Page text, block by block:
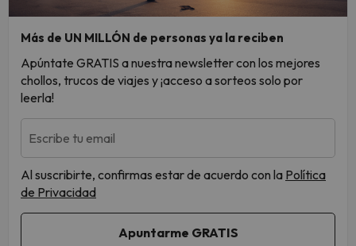
Más de UN MILLÓN de personas ya la reciben
Apúntate GRATIS a nuestra newsletter con los mejores
chollos, trucos de viajes y ¡acceso a sorteos solo por
leerla!
Escribe tu email
Al suscribirte, confirmas estar de acuerdo con la Política
de Privacidad